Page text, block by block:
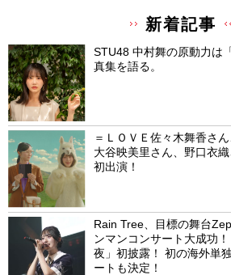
新着記事
STU48 中村舞の原動力は
真集を語る。
＝ＬＯＶＥ佐々木舞香さ
大谷映美里さん、野口衣
初出演！
Rain Tree、目標の舞台
ンマンコンサート大成功
夜」初披露！ 初の海外単
ートも決定！